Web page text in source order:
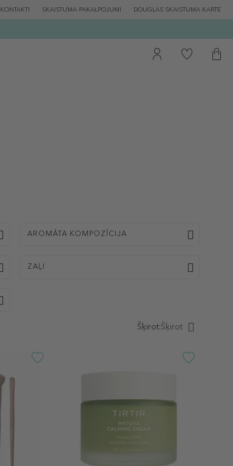
KONTAKTI SKAISTUMA PAKALPOJUMI DOUGLAS SKAISTUMA KARTE
AROMĀTA KOMPOZĪCIJA
ZAĻI
Šķirot:Šķirot